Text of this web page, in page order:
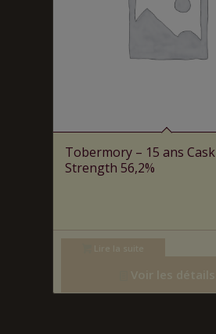
Tobermory – 15 ans Cask
Strength 56,2%